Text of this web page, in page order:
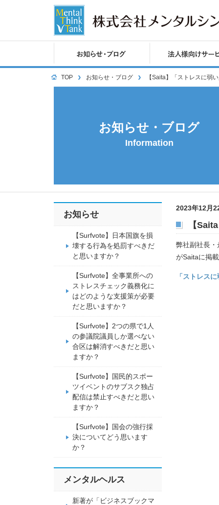
TOP お知らせ・ブログ 【Saita】「ストレスに弱
お知らせ・ブログ
Information
2023年12月
【
弊社副社長
がSaitaに掲
「ストレス
お知らせ
【Surfvote】日本国旗を損
壊する行為を処罰すべきだ
と思いますか？
【Surfvote】全事業所への
ストレスチェック義務化に
はどのような支援策が必要
だと思いますか？
【Surfvote】2つの県で1人
の参議院議員しか選べない
合区は解消すべきだと思い
ますか？
【Surfvote】国民的スポー
ツイベントのサブスク独占
配信は禁止すべきだと思い
ますか？
【Surfvote】国会の強行採
決についてどう思います
か？
メンタルヘルス
新著が「ビジネスブックマ